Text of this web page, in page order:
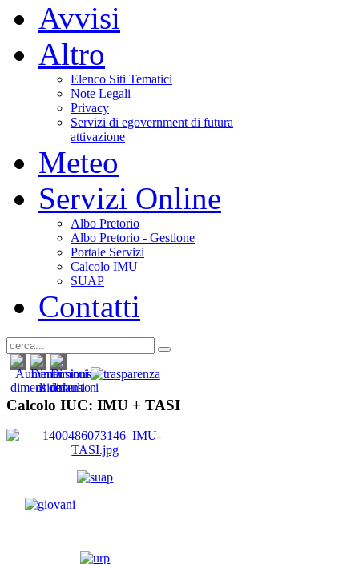
Avvisi
Altro
Elenco Siti Tematici
Note Legali
Privacy
Servizi di egovernment di futura
attivazione
Meteo
Servizi Online
Albo Pretorio
Albo Pretorio - Gestione
Portale Servizi
Calcolo IMU
SUAP
Contatti
Calcolo IUC: IMU + TASI